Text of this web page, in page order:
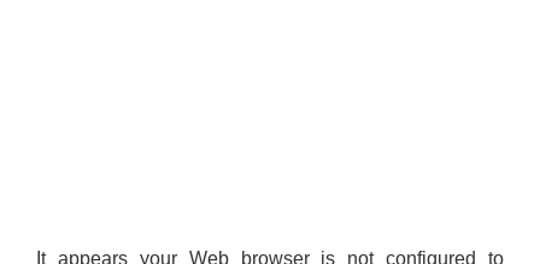
It appears your Web browser is not configured to